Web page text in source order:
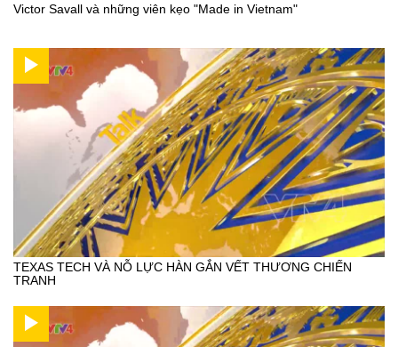
Victor Savall và những viên kẹo "Made in Vietnam"
TEXAS TECH VÀ NỖ LỰC HÀN GẮN VẾT THƯƠNG CHIẾN
TRANH